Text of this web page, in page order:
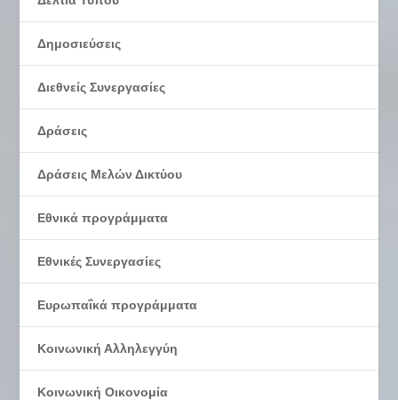
Δημοσιεύσεις
Διεθνείς Συνεργασίες
Δράσεις
Δράσεις Μελών Δικτύου
Εθνικά προγράμματα
Εθνικές Συνεργασίες
Ευρωπαΐκά προγράμματα
Κοινωνική Αλληλεγγύη
Κοινωνική Οικονομία